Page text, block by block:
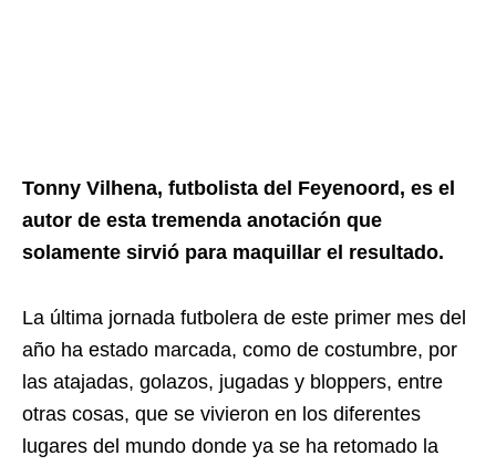
Tonny Vilhena, futbolista del Feyenoord, es el
autor de esta tremenda anotación que
solamente sirvió para maquillar el resultado.
La última jornada futbolera de este primer mes del
año ha estado marcada, como de costumbre, por
las atajadas, golazos, jugadas y bloppers, entre
otras cosas, que se vivieron en los diferentes
lugares del mundo donde ya se ha retomado la